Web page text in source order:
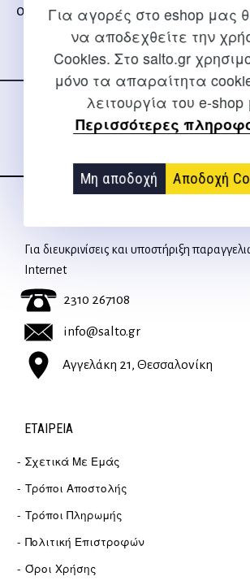
Για αγορές στο eshop μας
να αποδεχθείτε την
Cookies. Στο salto.gr
μόνο τα απαραίτητα
λειτουργία του e-
Περισσότερες
Μη αποδοχή Αποδοχή
ομάδας.
Ακολουθήστε μας
στα social media
Για διευκρινίσεις και υποστήριξη
Internet
2310 267108
info@salto.gr
Αγγελάκη 21, Θεσσαλονίκη
ΕΤΑΙΡΕΊΑ
Σχετικά Με Εμάς
Τρόποι Αποστολής
Τρόποι Πληρωμής
Πολιτική Επιστροφών
Όροι Χρήσης